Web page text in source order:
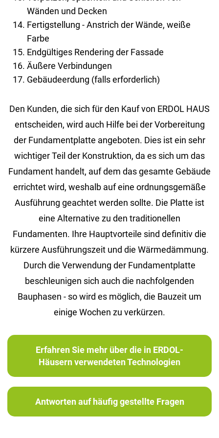
Wänden und Decken
Fertigstellung - Anstrich der Wände, weiße
Farbe
Endgültiges Rendering der Fassade
Äußere Verbindungen
Gebäudeerdung (falls erforderlich)
Den Kunden, die sich für den Kauf von ERDOL HAUS
entscheiden, wird auch Hilfe bei der Vorbereitung
der Fundamentplatte angeboten. Dies ist ein sehr
wichtiger Teil der Konstruktion, da es sich um das
Fundament handelt, auf dem das gesamte Gebäude
errichtet wird, weshalb auf eine ordnungsgemäße
Ausführung geachtet werden sollte. Die Platte ist
eine Alternative zu den traditionellen
Fundamenten. Ihre Hauptvorteile sind definitiv die
kürzere Ausführungszeit und die Wärmedämmung.
Durch die Verwendung der Fundamentplatte
beschleunigen sich auch die nachfolgenden
Bauphasen - so wird es möglich, die Bauzeit um
einige Wochen zu verkürzen.
Erfahren Sie mehr über die in ERDOL-
Häusern verwendeten Technologien
Antworten auf häufig gestellte Fragen